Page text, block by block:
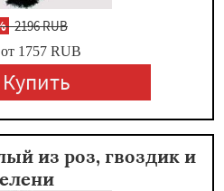
2196 RUB
1757 RUB
Купить
из роз, гвоздик и